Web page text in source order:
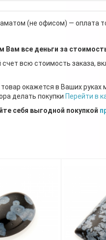
(не офисом) — оплата
Вам все деньги за
всю стоимость заказа,
окажется в Ваших руках
делать покупки Перейти в
себя выгодной покупкой